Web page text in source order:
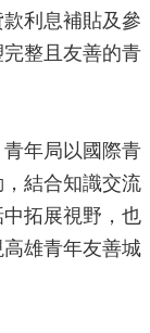
利息補貼及參
整且友善的青
年局以國際青
結合知識交流
拓展視野，也
雄青年友善城